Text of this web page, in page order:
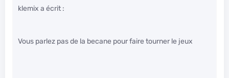
klemix a écrit :
Vous parlez pas de la becane pour faire tourner le jeux